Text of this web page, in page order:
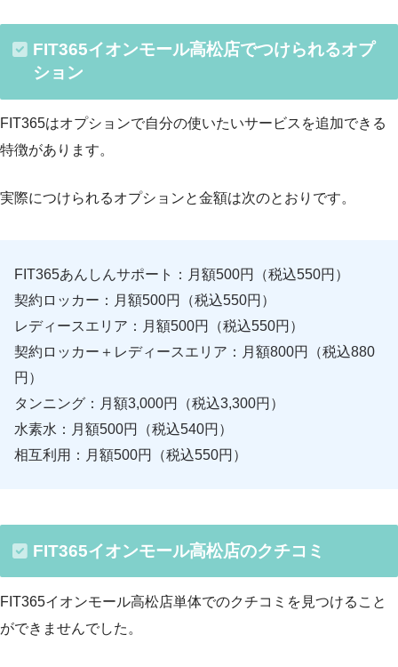
FIT365イオンモール高松店でつけられるオプ
ション
FIT365はオプションで自分の使いたいサービスを追加できる
特徴があります。
実際につけられるオプションと金額は次のとおりです。
FIT365あんしんサポート：月額500円（税込550円）
契約ロッカー：月額500円（税込550円）
レディースエリア：月額500円（税込550円）
契約ロッカー＋レディースエリア：月額800円（税込880
円）
タンニング：月額3,000円（税込3,300円）
水素水：月額500円（税込540円）
相互利用：月額500円（税込550円）
FIT365イオンモール高松店のクチコミ
FIT365イオンモール高松店単体でのクチコミを見つけること
ができませんでした。